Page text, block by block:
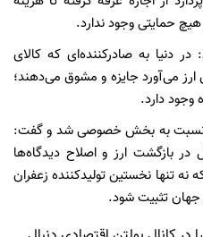
حمایتی وجود ندارد.
دنیا به صادرکننده‌ای که کالای
می‌آورد جایزه و مشوق می‌دهند؛
وجود دارد.
نسبت به بخش خصوصی شد و گفت:
بازگشت ارز و اصلاح دیدگاه‌ها
نه تنها نخستین تولیدکننده زعفران
جهان تثبیت شود.